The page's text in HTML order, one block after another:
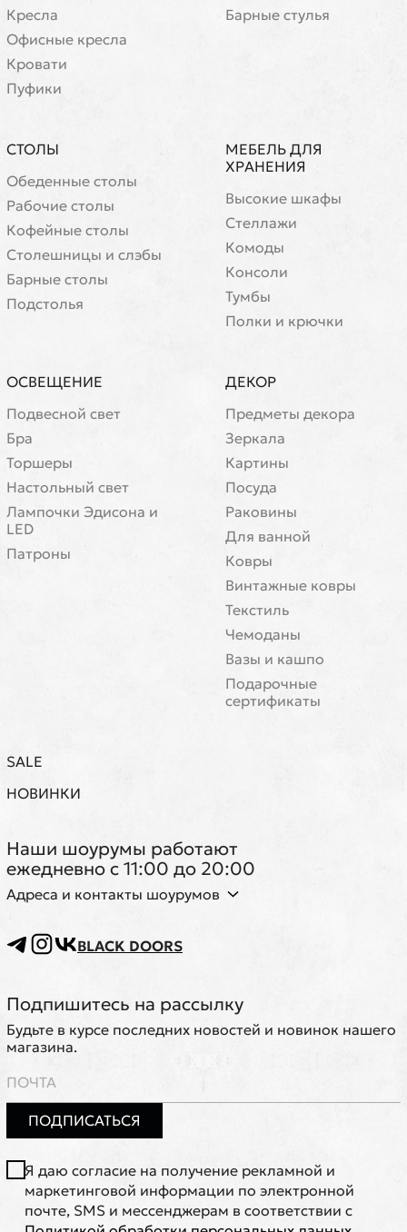
Кресла
Офисные кресла
Кровати
Пуфики
Барные стулья
СТОЛЫ
Обеденные столы
Рабочие столы
Кофейные столы
Cтолешницы и слэбы
Барные столы
Подстолья
МЕБЕЛЬ ДЛЯ
ХРАНЕНИЯ
Высокие шкафы
Стеллажи
Комоды
Консоли
Тумбы
Полки и крючки
ОСВЕЩЕНИЕ
Подвесной свет
Бра
Торшеры
Настольный свет
Лампочки Эдисона и
LED
Патроны
ДЕКОР
Предметы декора
Зеркала
Картины
Посуда
Раковины
Для ванной
Ковры
Винтажные ковры
Текстиль
Чемоданы
Вазы и кашпо
Подарочные
сертификаты
SALE
НОВИНКИ
Наши шоурумы работают
ежедневно с 11:00 до 20:00
Адреса и контакты шоурумов
BLACK DOORS
Подпишитесь на рассылку
Будьте в курсе последних новостей и новинок нашего
магазина.
ПОДПИСАТЬСЯ
Я даю согласие на получение рекламной и
маркетинговой информации по электронной
почте, SMS и мессенджерам в соответствии с